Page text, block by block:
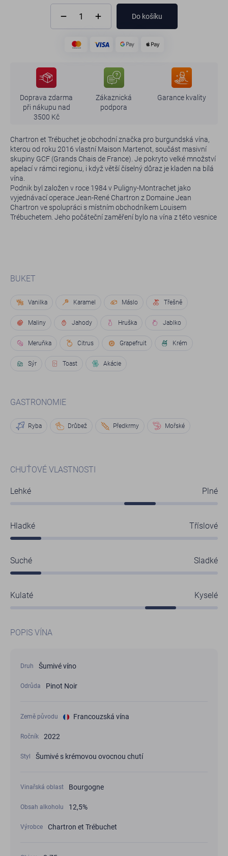
Do košíku
Doprava zdarma
při nákupu nad
3500 Kč
Zákaznická
podpora
Garance kvality
Chartron et Trébuchet je obchodní značka pro burgundská vína,
kterou od roku 2016 vlastní Maison Martenot, součást masivní
skupiny GCF (Grands Chais de France). Je pokryto velké množství
apelací v rámci regionu, i když větší číselný důraz je kladen na bílá
vína.
Podnik byl založen v roce 1984 v Puligny-Montrachet jako
vyjednávací operace Jean-René Chartron z Domaine Jean
Chartron ve spolupráci s místním obchodníkem Louisem
Trébuchetem. Jeho počáteční zaměření bylo na vína z této vesnice
BUKET
Vanilka Karamel Máslo Třešně
Maliny Jahody Hruška Jablko
Meruňka Citrus Grapefruit Krém
Sýr Toast Akácie
GASTRONOMIE
Ryba Drůbež Předkrmy Mořské
CHUŤOVÉ VLASTNOSTI
Lehké Plné
Hladké Tříslové
Suché Sladké
Kulaté Kyselé
POPIS VÍNA
Druh Šumivé víno
Odrůda Pinot Noir
Země původu Francouzská vína
Ročník 2022
Styl Šumivé s krémovou ovocnou chutí
Vinařská oblast Bourgogne
Obsah alkoholu 12,5%
Výrobce Chartron et Trébuchet